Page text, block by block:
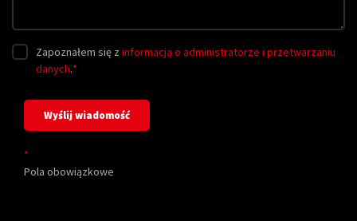
Zapoznałem się z informacją o administratorze i przetwarzaniu
danych.*
*
Pola obowiązkowe